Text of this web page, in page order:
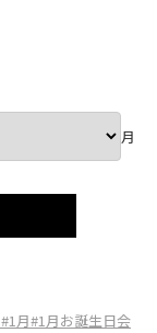
月
#1月#1月お誕生日会